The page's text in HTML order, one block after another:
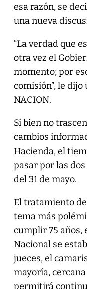
esa razón, se
una nueva
“La verdad que
otra vez el
momento; por
comisión”, le
NACION.
Si bien no
cambios
Hacienda, el
pasar por las
del 31 de mayo.
El tratamiento
tema más
cumplir 75 años,
Nacional se
jueces, el
mayoría,
permitirá